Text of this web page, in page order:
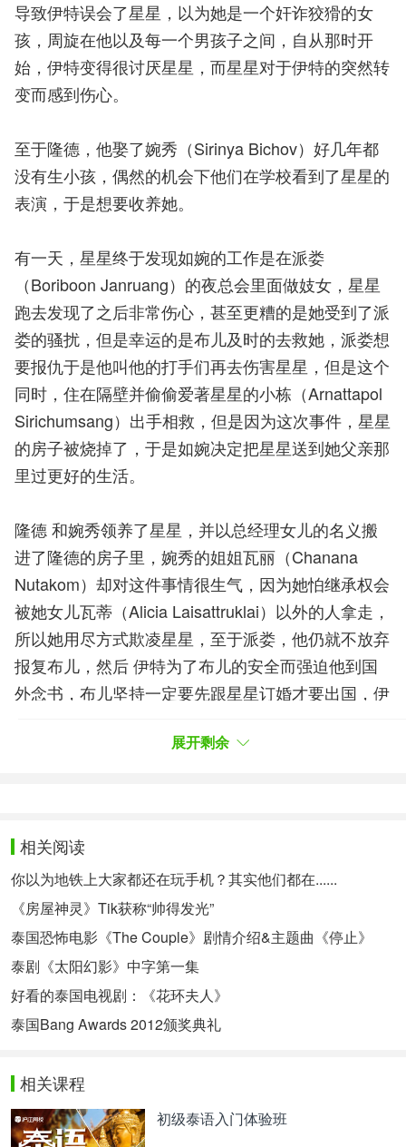
导致伊特误会了星星，以为她是一个奸诈狡猾的女
孩，周旋在他以及每一个男孩子之间，自从那时开
始，伊特变得很讨厌星星，而星星对于伊特的突然转
变而感到伤心。
至于隆德，他娶了婉秀（Sirinya Bichov）好几年都
没有生小孩，偶然的机会下他们在学校看到了星星的
表演，于是想要收养她。
有一天，星星终于发现如婉的工作是在派娄
（Boriboon Janruang）的夜总会里面做妓女，星星
跑去发现了之后非常伤心，甚至更糟的是她受到了派
娄的骚扰，但是幸运的是布儿及时的去救她，派娄想
要报仇于是他叫他的打手们再去伤害星星，但是这个
同时，住在隔壁并偷偷爱著星星的小栋（Arnattapol
Sirichumsang）出手相救，但是因为这次事件，星星
的房子被烧掉了，于是如婉决定把星星送到她父亲那
里过更好的生活。
隆德 和婉秀领养了星星，并以总经理女儿的名义搬
进了隆德的房子里，婉秀的姐姐瓦丽（Chanana
Nutakom）却对这件事情很生气，因为她怕继承权会
被她女儿瓦蒂（Alicia Laisattruklai）以外的人拿走，
所以她用尽方式欺凌星星，至于派娄，他仍就不放弃
报复布儿，然后 伊特为了布儿的安全而强迫他到国
外念书，布儿坚持一定要先跟星星订婚才要出国，伊
着她的前男友，这造成了伊特非常忌妒，瓦蒂开始怀
疑伊特讨厌星星的真正原因。
而布儿出国后，他遇见了妮可并对她有感觉，他甚至
还因为这样忘记了像以前那样与星星连络，伊特则害
怕星星会因此而伤心，所以假借了布儿的名字让星星
做了很多事情，好让她们的关系维持不变，但有一
刻和她结婚，伊特则放弃并悲伤的一步步退出，在此
刻发生了一件很不幸的事情，妮可出现并宣布她怀了
布儿的孩子，伊特则决定负起责任与妮可结婚，幸运
展开剩余
相关阅读
你以为地铁上大家都还在玩手机？其实他们都在......
《房屋神灵》Tik获称“帅得发光”
泰国恐怖电影《The Couple》剧情介绍&主题曲《停止》
泰剧《太阳幻影》中字第一集
好看的泰国电视剧：《花环夫人》
泰国Bang Awards 2012颁奖典礼
相关课程
初级泰语入门体验班